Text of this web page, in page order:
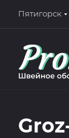
Пятигорск